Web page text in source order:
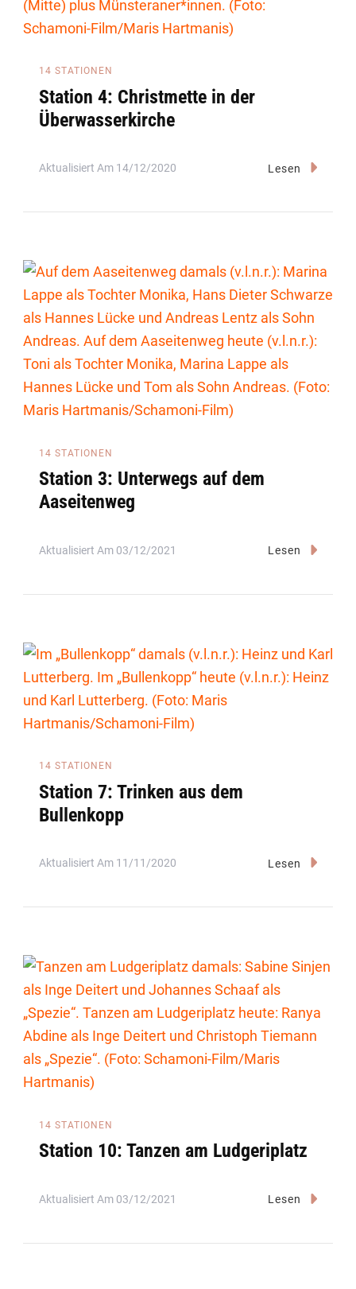
14 STATIONEN
Station 4: Christmette in der
Überwasserkirche
Aktualisiert Am 14/12/2020 Lesen
14 STATIONEN
Station 3: Unterwegs auf dem
Aaseitenweg
Aktualisiert Am 03/12/2021 Lesen
14 STATIONEN
Station 7: Trinken aus dem
Bullenkopp
Aktualisiert Am 11/11/2020 Lesen
14 STATIONEN
Station 10: Tanzen am Ludgeriplatz
Aktualisiert Am 03/12/2021 Lesen